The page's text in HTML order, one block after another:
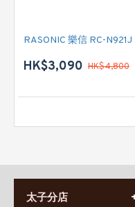
HK$3,090 HK$4,800
太子分店